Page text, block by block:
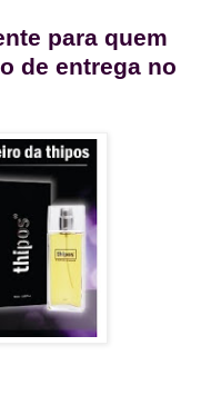
para quem
de entrega no